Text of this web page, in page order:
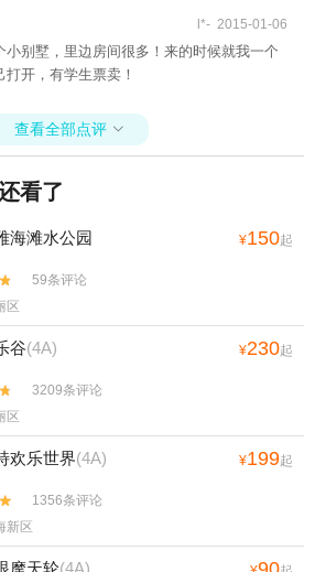
l*- 2015-01-06
小别墅，里边房间很多！来的时候就我一个
开，有学生票卖！
查看全部点评 
看了
海滩水公园 ¥150起
59条评论
区
谷(4A) ¥230起
3209条评论
区
欢乐世界(4A) ¥199起
1356条评论
新区
摩天轮(4A)